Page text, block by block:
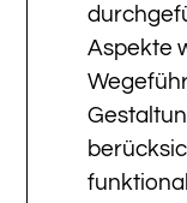
Aspekte